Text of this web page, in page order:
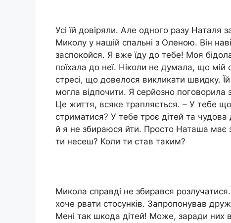
Усі їй довіряли. Але одного разу Наталя
Миколу у нашій спальні з Оленою. Він
заспокойся. Я вже їду до тебе! Моя
поїхала до неї. Ніколи не думала, що
стресі, що довелося викликати швидку.
могла відпочити. Я серйозно
Це життя, всяке трапляється. – У тебе
стриматися? У тебе троє дітей та
й я не збираюся йти. Просто Наташа має
ти несеш? Коли ти став таким?
Микола справді не збирався
хоче рвати стосунків. Запропонував
Мені так шкода дітей! Може, заради них